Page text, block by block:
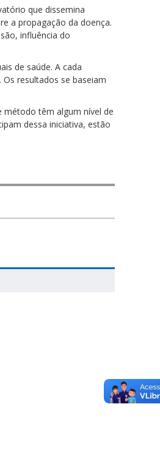
que dissemina
a propagação da doença.
influência do
de saúde. A cada
resultados se baseiam
método têm algum nível de
dessa iniciativa, estão